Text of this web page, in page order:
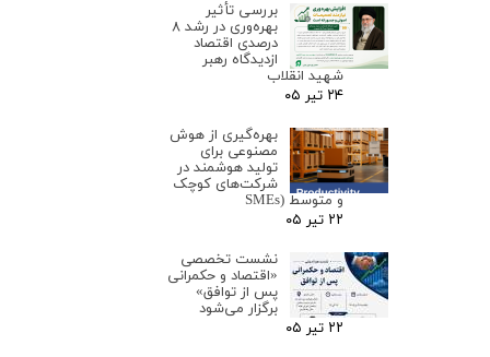
بررسی تأثیر
بهره‌وری در رشد ۸
درصدی اقتصاد
ازدیدگاه رهبر
شهید انقلاب
۲۴ تیر ۰۵
بهره‌گیری از هوش
مصنوعی برای
تولید هوشمند در
شرکت‌های کوچک
و متوسط (SMEs
۲۲ تیر ۰۵
نشست تخصصی
«اقتصاد و حکمرانی
پس از توافق»
برگزار می‌شود
۲۲ تیر ۰۵